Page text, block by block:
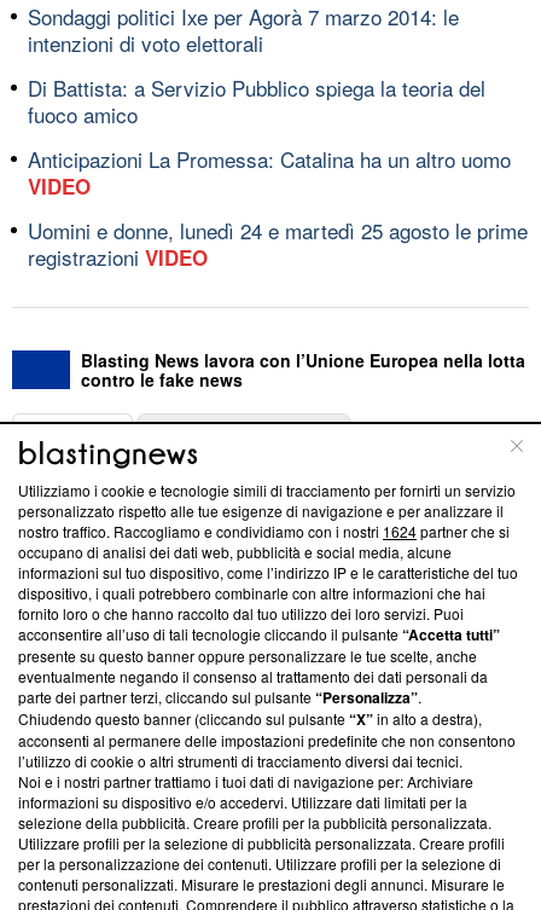
Sondaggi politici Ixe per Agorà 7 marzo 2014: le
intenzioni di voto elettorali
Di Battista: a Servizio Pubblico spiega la teoria del
fuoco amico
Anticipazioni La Promessa: Catalina ha un altro uomo
VIDEO
Uomini e donne, lunedì 24 e martedì 25 agosto le prime
registrazioni VIDEO
Blasting News lavora con l’Unione Europea nella lotta
contro le fake news
ABOUT
Questa sezione offre informazioni trasparenti su Blasting
News, sui nostri processi editoriali e su come ci impegniamo a
creare news di qualità. Inoltre, afferma la nostra aderenza a
‘Trust Project - News with Integrity’Blasting News non è
ancora membro del programma, ma ha richiesto di farne
parte; Trust Project non ha ancora effettuato una verifica di
conformità agli standard.
Su di noi
Team editoriale
Corporate
Redazione
Informativa Privacy
Utilizziamo i cookie e tecnologie simili di tracciamento per fornirti un servizio
personalizzato rispetto alle tue esigenze di navigazione e per analizzare il
nostro traffico. Raccogliamo e condividiamo con i nostri 1624partner che si
occupano di analisi dei dati web, pubblicità e social media, alcune
informazioni sul tuo dispositivo, come l’indirizzo IP e le caratteristiche del tuo
dispositivo, i quali potrebbero combinarle con altre informazioni che hai
fornito loro o che hanno raccolto dal tuo utilizzo dei loro servizi. Puoi
acconsentire all’uso di tali tecnologie cliccando il pulsante“Accetta tutti”
presente su questo banner oppure personalizzare le tue scelte, anche
eventualmente negando il consenso al trattamento dei dati personali da
parte dei partner terzi, cliccando sul pulsante“Personalizza”.
Chiudendo questo banner (cliccando sul pulsante“X”in alto a destra),
acconsenti al permanere delle impostazioni predefinite che non consentono
l’utilizzo di cookie o altri strumenti di tracciamento diversi dai tecnici.
Noi e i nostri partner trattiamo i tuoi dati di navigazione per: Archiviare
informazioni su dispositivo e/o accedervi. Utilizzare dati limitati per la
selezione della pubblicità. Creare profili per la pubblicità personalizzata.
Utilizzare profili per la selezione di pubblicità personalizzata. Creare profili
per la personalizzazione dei contenuti. Utilizzare profili per la selezione di
contenuti personalizzati. Misurare le prestazioni degli annunci. Misurare le
prestazioni dei contenuti. Comprendere il pubblico attraverso statistiche o la